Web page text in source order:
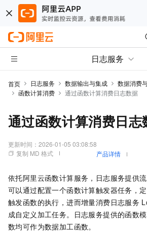
日志服务
首页 日志服务 数据输出与集成 数据消费
函数计算消费
通过函数计算消费日志数据
通过函数计算消费日志
更新时间： 2026-01-05 03:08:58
复制 MD 格式
产品详情
依托阿里云函数计算服务，日志服务提供
可以通过配置一个函数计算触发器任务，
触发函数的执行，进而增量消费日志服务
成自定义加工任务。日志服务提供的函数
数均可作为数据加工函数。